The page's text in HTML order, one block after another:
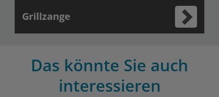
Grillzange
Das könnte Sie auch
interessieren